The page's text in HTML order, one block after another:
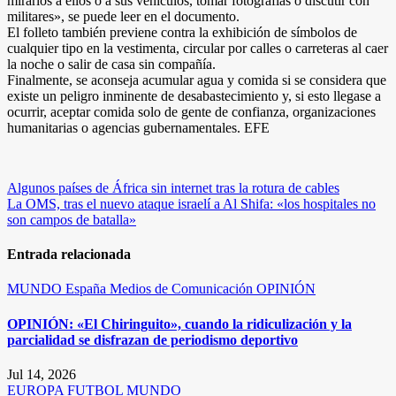
militares», se puede leer en el documento.
El folleto también previene contra la exhibición de símbolos de
cualquier tipo en la vestimenta, circular por calles o carreteras al caer
la noche o salir de casa sin compañía.
Finalmente, se aconseja acumular agua y comida si se considera que
existe un peligro inminente de desabastecimiento y, si esto llegase a
ocurrir, aceptar comida solo de gente de confianza, organizaciones
humanitarias o agencias gubernamentales. EFE
Navegación
de
Algunos países de África sin internet tras la rotura de cables
La OMS, tras el nuevo ataque israelí a Al Shifa: «los hospitales no
son campos de batalla»
Entrada relacionada
MUNDO España Medios de Comunicación OPINIÓN
OPINIÓN: «El Chiringuito», cuando la ridiculización y la
parcialidad se disfrazan de periodismo deportivo
Jul 14, 2026
EUROPA FUTBOL MUNDO